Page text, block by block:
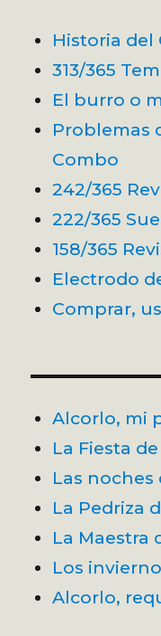
Historia del
313/365
El burro o
Problemas
Combo
242/365
222/365
158/365
Electrodo
Comprar,
Alcorlo, mi
La Fiesta
Las noches
La Pedriza
La Maestra
Los
Alcorlo,